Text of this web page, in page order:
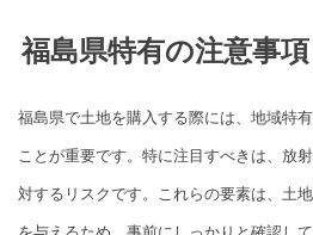
福島県特有の注意事項
福島県で土地を購入する際には、地域特
ことが重要です。特に注目すべきは、放
対するリスクです。これらの要素は、土